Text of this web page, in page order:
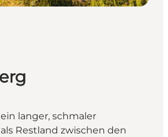
langer, schmaler
Restland zwischen den